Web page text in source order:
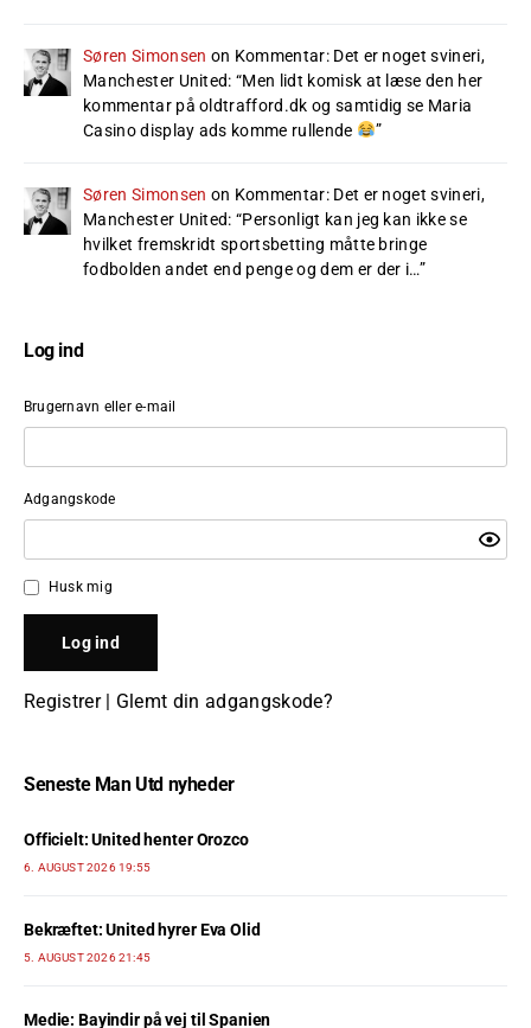
Søren Simonsen on Kommentar: Det er noget svineri,
Manchester United: “Men lidt komisk at læse den her
kommentar på oldtrafford.dk og samtidig se Maria
Casino display ads komme rullende
”
Søren Simonsen on Kommentar: Det er noget svineri,
Manchester United: “Personligt kan jeg kan ikke se
hvilket fremskridt sportsbetting måtte bringe
fodbolden andet end penge og dem er der i…”
Log ind
Brugernavn eller e-mail
Adgangskode
Husk mig
Registrer| Glemt din adgangskode?
Seneste Man Utd nyheder
Officielt: United henter Orozco
6. AUGUST 2026 19:55
Bekræftet: United hyrer Eva Olid
5. AUGUST 2026 21:45
Medie: Bayindir på vej til Spanien